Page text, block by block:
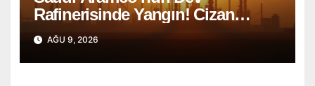
Rafinerisinde Yangın! Cizan
Bölgesi Alarmda
AĞU 9, 2026